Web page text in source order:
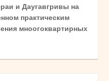
и Даугавгривы на
практическим
мноогоквартирных